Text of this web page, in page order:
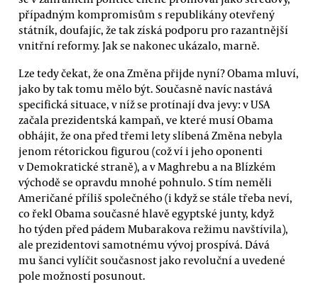
případným kompromisům s republikány otevřený
státník, doufajíc, že tak získá podporu pro razantnější
vnitřní reformy. Jak se nakonec ukázalo, marně.
Lze tedy čekat, že ona Změna přijde nyní? Obama mluví,
jako by tak tomu mělo být. Současně navíc nastává
specifická situace, v níž se protínají dva jevy: v USA
začala prezidentská kampaň, ve které musí Obama
obhájit, že ona před třemi lety slíbená Změna nebyla
jenom rétorickou figurou (což ví i jeho oponenti
v Demokratické straně), a v Maghrebu a na Blízkém
východě se opravdu mnohé pohnulo. S tím neměli
Američané příliš společného (i když se stále třeba neví,
co řekl Obama současné hlavě egyptské junty, když
ho týden před pádem Mubarakova režimu navštívila),
ale prezidentovi samotnému vývoj prospívá. Dává
mu šanci vylíčit současnost jako revoluční a uvedené
pole možností posunout.